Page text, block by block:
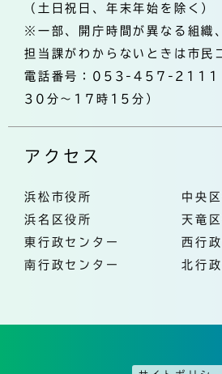
（土日祝日、年末年始を除く）
※一部、開庁時間が異なる組織
担当課がわからないときは市
電話番号：053-457-2111
30分～17時15分）
アクセス
浜松市役所
中央
浜名区役所
天竜
東行政センター
西行
南行政センター
北行